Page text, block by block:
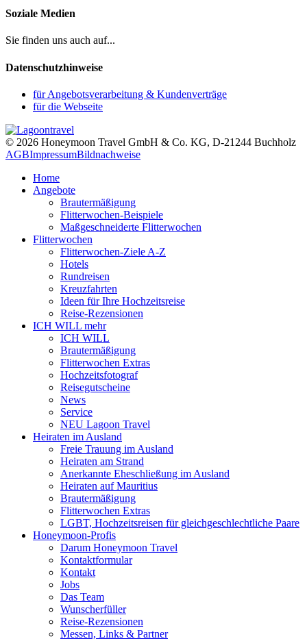
Soziale Medien
Sie finden uns auch auf...
Datenschutzhinweise
für Angebotsverarbeitung & Kundenverträge
für die Webseite
© 2026 Honeymoon Travel GmbH & Co. KG, D-21244 Buchholz
AGBImpressumBildnachweise
Home
Angebote
Brautermäßigung
Flitterwochen-Beispiele
Maßgeschneiderte Flitterwochen
Flitterwochen
Flitterwochen-Ziele A-Z
Hotels
Rundreisen
Kreuzfahrten
Ideen für Ihre Hochzeitsreise
Reise-Rezensionen
ICH WILL mehr
ICH WILL
Brautermäßigung
Flitterwochen Extras
Hochzeitsfotograf
Reisegutscheine
News
Service
NEU Lagoon Travel
Heiraten im Ausland
Freie Trauung im Ausland
Heiraten am Strand
Anerkannte Eheschließung im Ausland
Heiraten auf Mauritius
Brautermäßigung
Flitterwochen Extras
LGBT, Hochzeitsreisen für gleichgeschlechtliche Paare
Honeymoon-Profis
Darum Honeymoon Travel
Kontaktformular
Kontakt
Jobs
Das Team
Wunscherfüller
Reise-Rezensionen
Messen, Links & Partner